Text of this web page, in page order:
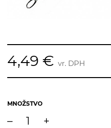
4,49 € vr. DPH
MNOŽSTVO
– +